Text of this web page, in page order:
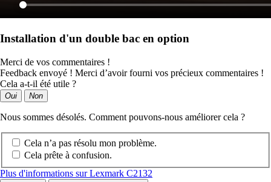
Installation d'un double bac en option
Merci de vos commentaires !
Feedback envoyé ! Merci d’avoir fourni vos précieux commentaires !
Cela a-t-il été utile ?
Oui Non
Nous sommes désolés. Comment pouvons-nous améliorer cela ?
Cela n’a pas résolu mon problème.
Cela prête à confusion.
Plus d'informations sur Lexmark C2132